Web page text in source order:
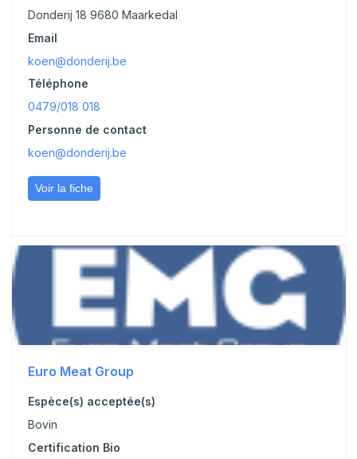
Donderij 18 9680 Maarkedal
Email
koen@donderij.be
Téléphone
0479/018 018
Personne de contact
koen@donderij.be
Voir la fiche
Euro Meat Group
Espèce(s) acceptée(s)
Bovin
Certification Bio